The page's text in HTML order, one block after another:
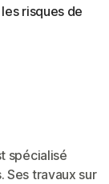
risques de
spécialisé
Ses travaux sur